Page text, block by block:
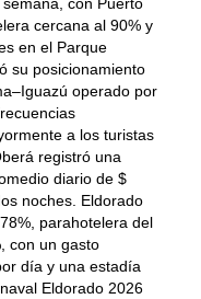
con Puerto
cercana al 90% y
en el Parque
su posicionamiento
operado por
a los turistas
registró una
diario de $
noches. Eldorado
parahotelera del
con un gasto
día y una estadía
Eldorado 2026